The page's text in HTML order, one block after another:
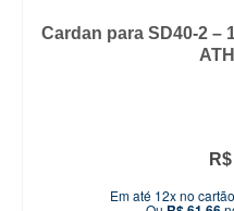
Cardan para SD40-2 –
R$
Em até 12x no